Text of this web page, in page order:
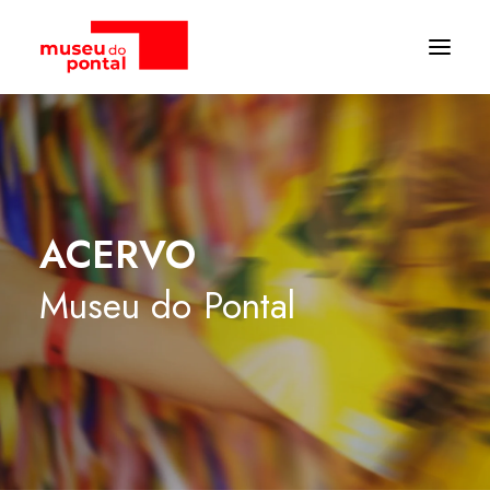
ACERVO
Museu do Pontal